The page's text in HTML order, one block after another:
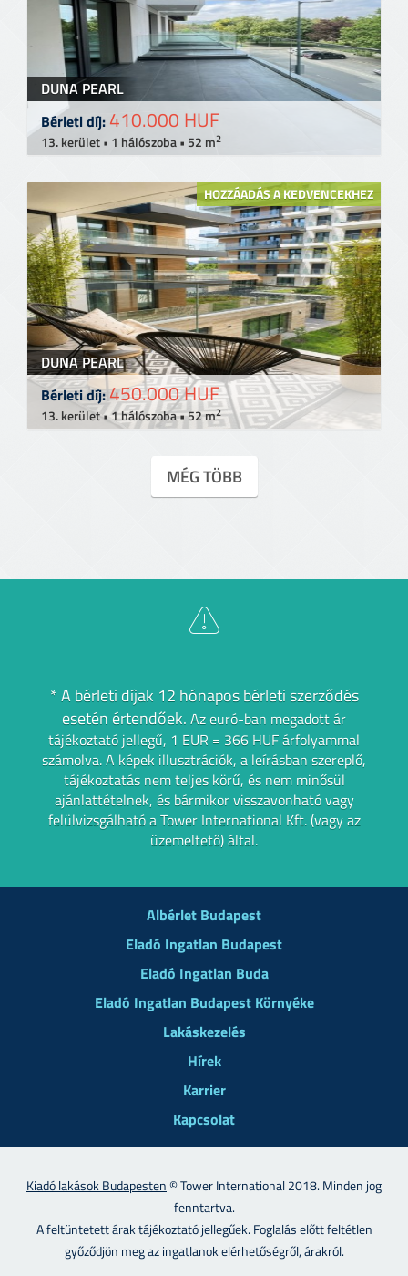
DUNA PEARL
Bérleti díj:410.000 HUF
13. kerület • 1 hálószoba • 52 m2
HOZZÁADÁS A KEDVENCEKHEZ
DUNA PEARL
Bérleti díj:450.000 HUF
13. kerület • 1 hálószoba • 52 m2
MÉG TÖBB
* A bérleti díjak 12 hónapos bérleti szerződés
esetén értendőek. Az euró-ban megadott ár
tájékoztató jellegű, 1 EUR = 366 HUF árfolyammal
számolva.A képek illusztrációk, a leírásban szereplő,
tájékoztatás nem teljes körű, és nem minősül
ajánlattételnek, és bármikor visszavonható vagy
felülvizsgálható a Tower International Kft. (vagy az
üzemeltető) által.
Albérlet Budapest
Eladó Ingatlan Budapest
Eladó Ingatlan Buda
Eladó Ingatlan Budapest Környéke
Lakáskezelés
Hírek
Karrier
Kapcsolat
Kiadó lakások Budapesten© Tower International 2018. Minden jog
fenntartva.
A feltüntetett árak tájékoztató jellegűek. Foglalás előtt feltétlen
győződjön meg az ingatlanok elérhetőségről, árakról.